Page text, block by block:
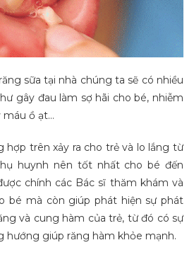
sữa tại nhà chúng ta sẽ có nhiều
gây đau làm sợ hãi cho bé, nhiễm
máu ồ ạt…
trên xảy ra cho trẻ và lo lắng từ
huynh nên tốt nhất cho bé đến
chính các Bác sĩ thăm khám và
bé mà còn giúp phát hiện sự phát
và cung hàm của trẻ, từ đó có sự
hướng giúp răng hàm khỏe mạnh.